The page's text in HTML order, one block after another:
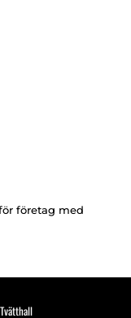
företag med